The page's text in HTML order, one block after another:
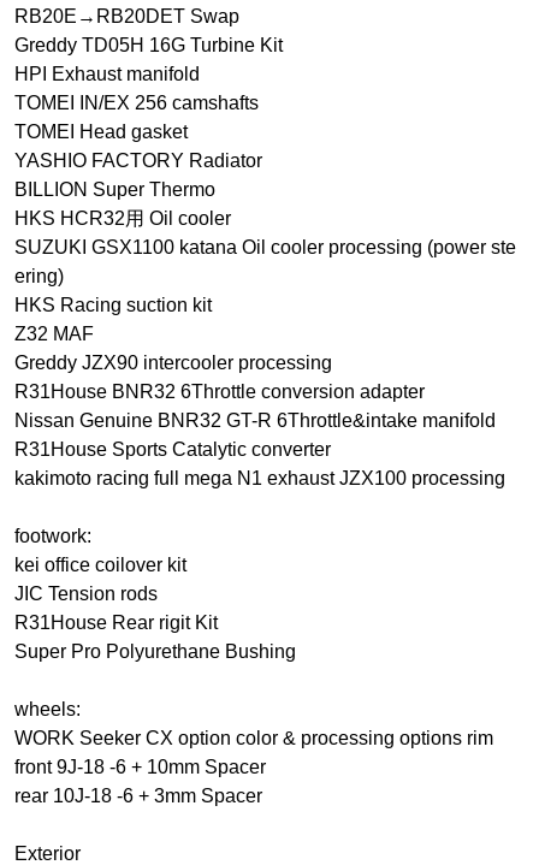
RB20E→RB20DET Swap
Greddy TD05H 16G Turbine Kit
HPI Exhaust manifold
TOMEI IN/EX 256 camshafts
TOMEI Head gasket
YASHIO FACTORY Radiator
BILLION Super Thermo
HKS HCR32用 Oil cooler
SUZUKI GSX1100 katana Oil cooler processing (power ste
ering)
HKS Racing suction kit
Z32 MAF
Greddy JZX90 intercooler processing
R31House BNR32 6Throttle conversion adapter
Nissan Genuine BNR32 GT-R 6Throttle&intake manifold
R31House Sports Catalytic converter
kakimoto racing full mega N1 exhaust JZX100 processing
footwork:
kei office coilover kit
JIC Tension rods
R31House Rear rigit Kit
Super Pro Polyurethane Bushing
wheels:
WORK Seeker CX option color & processing options rim
front 9J-18 -6 + 10mm Spacer
rear 10J-18 -6 + 3mm Spacer
Exterior